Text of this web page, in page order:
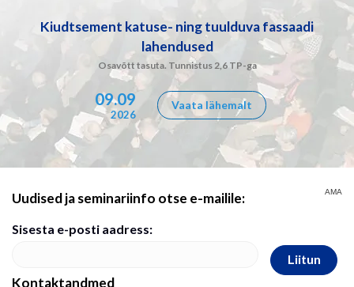
Kiudtsement katuse- ning tuulduva fassaadi
lahendused
Osavõtt tasuta. Tunnistus 2,6 TP-ga
09.09
2026
Vaata lähemalt
Uudised ja seminariinfo otse e-mailile:
Sisesta e-posti aadress:
Liitun
Kontaktandmed
AMA